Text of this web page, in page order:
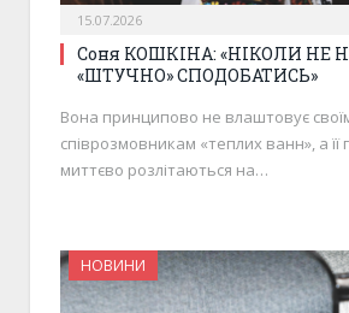
15.07.2026
Соня КОШКІНА: «НІКОЛИ НЕ
«ШТУЧНО» СПОДОБАТИСЬ»
Вона принципово не влаштовує
співрозмовникам «теплих ванн», а її
миттєво розлітаються на…
НОВИНИ